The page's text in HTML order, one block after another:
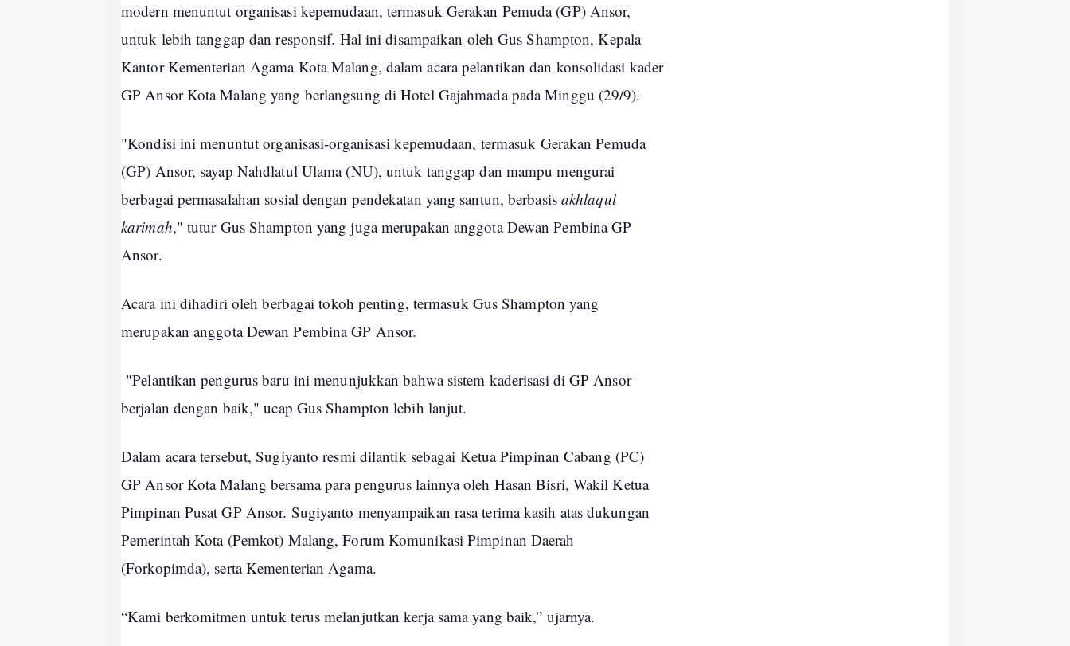
modern menuntut organisasi kepemudaan, termasuk Gerakan Pemuda (GP) Ansor,
untuk lebih tanggap dan responsif. Hal ini disampaikan oleh Gus Shampton, Kepala
Kantor Kementerian Agama Kota Malang, dalam acara pelantikan dan konsolidasi kader
GP Ansor Kota Malang yang berlangsung di Hotel Gajahmada pada Minggu (29/9).
"Kondisi ini menuntut organisasi-organisasi kepemudaan, termasuk Gerakan Pemuda
(GP) Ansor, sayap Nahdlatul Ulama (NU), untuk tanggap dan mampu mengurai
berbagai permasalahan sosial dengan pendekatan yang santun, berbasis akhlaqul
karimah," tutur Gus Shampton yang juga merupakan anggota Dewan Pembina GP
Ansor.
Acara ini dihadiri oleh berbagai tokoh penting, termasuk Gus Shampton yang
merupakan anggota Dewan Pembina GP Ansor.
"Pelantikan pengurus baru ini menunjukkan bahwa sistem kaderisasi di GP Ansor
berjalan dengan baik," ucap Gus Shampton lebih lanjut.
Dalam acara tersebut, Sugiyanto resmi dilantik sebagai Ketua Pimpinan Cabang (PC)
GP Ansor Kota Malang bersama para pengurus lainnya oleh Hasan Bisri, Wakil Ketua
Pimpinan Pusat GP Ansor. Sugiyanto menyampaikan rasa terima kasih atas dukungan
Pemerintah Kota (Pemkot) Malang, Forum Komunikasi Pimpinan Daerah
(Forkopimda), serta Kementerian Agama.
“Kami berkomitmen untuk terus melanjutkan kerja sama yang baik,” ujarnya.